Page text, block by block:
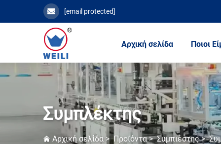
[email protected]
Αρχική σελίδα Ποιοι
Συμπλέκτης
Αρχική σελίδα>Προϊόντα>Συμπιέστης>